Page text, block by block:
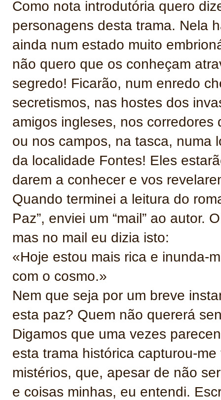
Como nota introdutória quero
personagens desta trama. Nela
ainda num estado muito
não quero que os conheçam
segredo! Ficarão, num enredo
secretismos, nas hostes dos
amigos ingleses, nos
ou nos campos, na tasca, numa
da localidade Fontes! Eles
darem a conhecer e vos
Quando terminei a leitura do
Paz”, enviei um “mail” ao autor.
mas no mail eu dizia isto:
«Hoje estou mais rica e inunda-
com o cosmo.»
Nem que seja por um breve
esta paz? Quem não quererá
Digamos que uma vezes
esta trama histórica capturou-
mistérios, que, apesar de não
e coisas minhas, eu entendi.